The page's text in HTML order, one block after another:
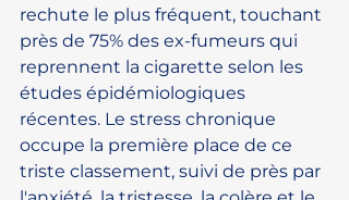
rechute le plus fréquent, touchant
près de 75% des ex-fumeurs qui
reprennent la cigarette selon les
études épidémiologiques
récentes. Le stress chronique
occupe la première place de ce
triste classement, suivi de près par